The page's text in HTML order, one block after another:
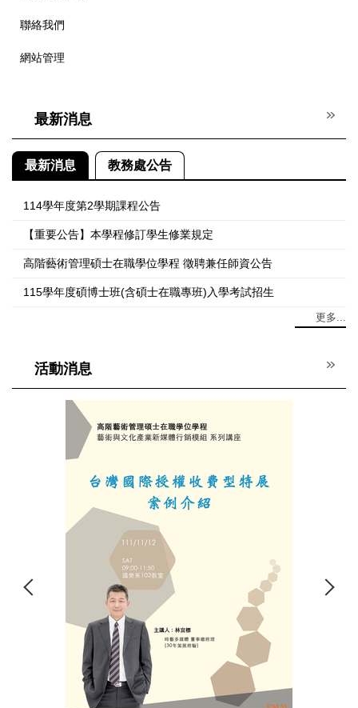
聯絡我們
網站管理
最新消息
最新消息 教務處公告
114學年度第2學期課程公告
【重要公告】本學程修訂學生修業規定
高階藝術管理碩士在職學位學程 徵聘兼任師資公告
115學年度碩博士班(含碩士在職專班)入學考試招生
更多...
活動消息